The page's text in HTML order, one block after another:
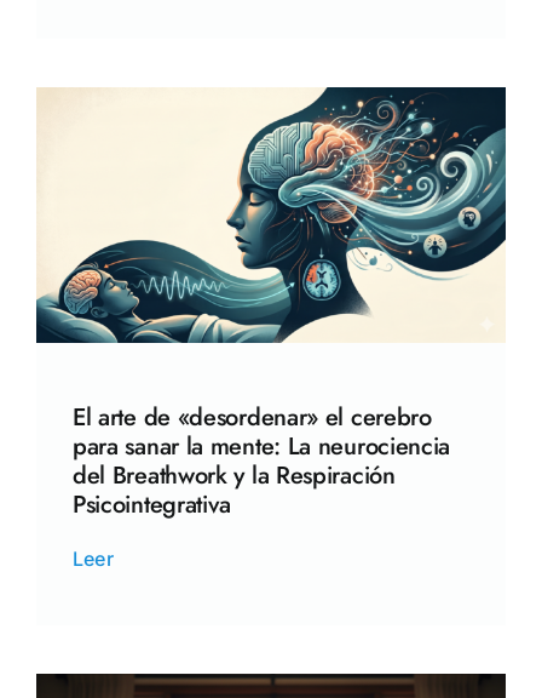
El arte de «desordenar» el cerebro
para sanar la mente: La neurociencia
del Breathwork y la Respiración
Psicointegrativa
Leer